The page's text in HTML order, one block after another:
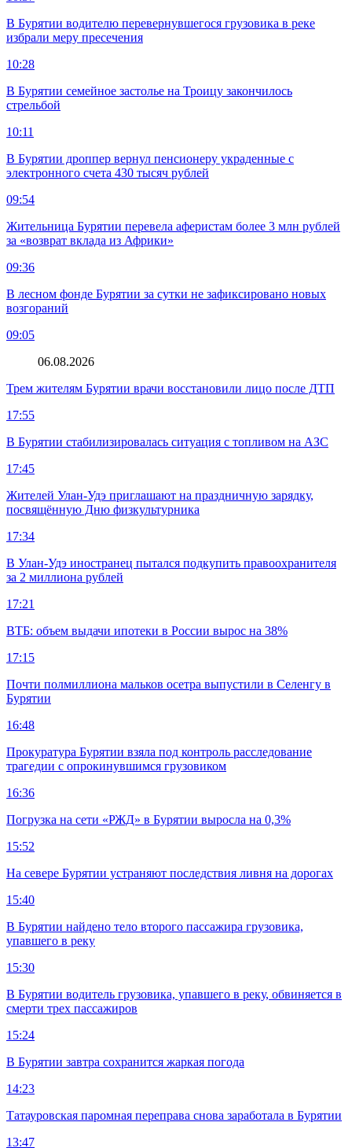
В Бурятии водителю перевернувшегося грузовика в реке
избрали меру пресечения
10:28
В Бурятии семейное застолье на Троицу закончилось
стрельбой
10:11
В Бурятии дроппер вернул пенсионеру украденные с
электронного счета 430 тысяч рублей
09:54
Жительница Бурятии перевела аферистам более 3 млн рублей
за «возврат вклада из Африки»
09:36
В лесном фонде Бурятии за сутки не зафиксировано новых
возгораний
09:05
06.08.2026
Трем жителям Бурятии врачи восстановили лицо после ДТП
17:55
В Бурятии стабилизировалась ситуация с топливом на АЗС
17:45
Жителей Улан-Удэ приглашают на праздничную зарядку,
посвящённую Дню физкультурника
17:34
В Улан-Удэ иностранец пытался подкупить правоохранителя
за 2 миллиона рублей
17:21
ВТБ: объем выдачи ипотеки в России вырос на 38%
17:15
Почти полмиллиона мальков осетра выпустили в Селенгу в
Бурятии
16:48
Прокуратура Бурятии взяла под контроль расследование
трагедии с опрокинувшимся грузовиком
16:36
Погрузка на сети «РЖД» в Бурятии выросла на 0,3%
15:52
На севере Бурятии устраняют последствия ливня на дорогах
15:40
В Бурятии найдено тело второго пассажира грузовика,
упавшего в реку
15:30
В Бурятии водитель грузовика, упавшего в реку, обвиняется в
смерти трех пассажиров
15:24
В Бурятии завтра сохранится жаркая погода
14:23
Татауровская паромная переправа снова заработала в Бурятии
13:47